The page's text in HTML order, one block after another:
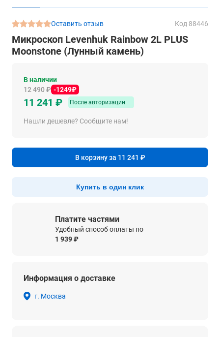
Оставить отзыв Код 88446
Микроскоп Levenhuk Rainbow 2L PLUS
Moonstone (Лунный камень)
В наличии
12 490 ₽ -1249₽
11 241 ₽ После авторизации
Нашли дешевле? Сообщите нам!
В корзину за 11 241 ₽
Купить в один клик
Платите частями
Удобный способ оплаты по
1 939 ₽
Информация о доставке
г. Москва